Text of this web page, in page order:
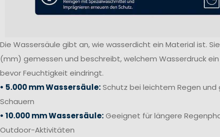
Die Wassersäule gibt an, wie wasserdicht ein Material ist.
(mm) gemessen und beschreibt, welchem Wasserdruck
bevor Feuchtigkeit eindringt.
• 5.000 mm Wassersäule:Schutz bei leichtem Regen
Schauern
• 10.000 mm Wassersäule:Geeignet für längere
Outdoor-Aktivitäten